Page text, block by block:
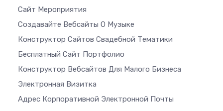
Сайт Мероприятия
Создавайте Вебсайты О Музыке
Конструктор Сайтов Свадебной Тематики
Бесплатный Сайт Портфолио
Конструктор Вебсайтов Для Малого Бизнеса
Электронная Визитка
Адрес Корпоративной Электронной Почты